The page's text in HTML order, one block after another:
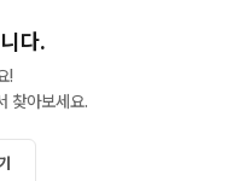
다.
!
찾아보세요.